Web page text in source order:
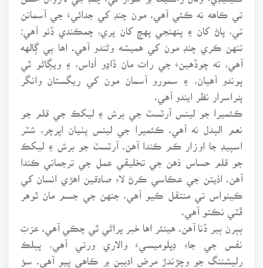
تي ڪاهه نه ڪئي آهي. مون چنڊ کي جدائيءَ جي آسمانن
تي، پاڻ کان ۽ پنهنجي پهچ کان پري، چمڪندي ڏٺو آهي:
تنهن ڪري چنڊ مون کي هميشه وڻندو آهي. اها ٻي ڳالهه
آهي، ته چوڏهينءَ جي رات مان ڏاڍو اُداس، ۽ ويڳاڻو ٿي
پوندو آهيان، ۽ سمورو آسمان مون کي ريگستان وانگر
پـُـراسرار نظر ايندو آهي.
ڪئميرا جو لينس آرٽسٽ جي برش ۽ ليکڪ جي قلم جو
نعم البدل نه آهي. ڪئميرا جي لينس پٺيان اپرچر، شٽر
اسپيڊ جا اوزار ڪم ڪندا آهن. آرٽسٽ جو برش ۽ ليکڪ
جو قلم حساس ذهن جي تخليقي عمل جي ترجماني ڪندا
آهن. اذيتن جي عڪاسي ڪرڻ لاءِ صادقين اهڙي انسان کي
ڪينواس تي منتقل ڪيو آهي، جنهن جي جسم مان ٿوهر
ڦٽي نڪتو آهي.
ٻٻرن ٻير ڏنا آهن. هينئر اها خبر پراڻي ٿي چڪي آهي. عزتِ
نفس جي جاءِ ڊپلوميسيءَ والاري ورتي آهي، پبلڪ
رليشننگ جو وچڙندڙ مرض اديبن ۾ ڪاهي پيو آهي. سؤ